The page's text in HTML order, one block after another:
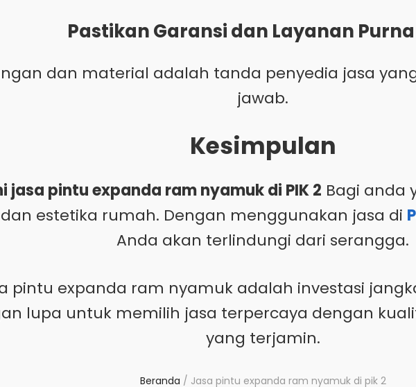
Pastikan Garansi dan Layanan
dan material adalah tanda penyedia jasa
jawab.
Kesimpulan
jasa pintu expanda ram nyamuk di PIK 2 Bagi anda
estetika rumah. Dengan menggunakan jasa di
Anda akan terlindungi dari serangga.
pintu expanda ram nyamuk adalah investasi
lupa untuk memilih jasa terpercaya dengan
yang terjamin.
Beranda / Jasa pintu expanda ram nyamuk di pik 2